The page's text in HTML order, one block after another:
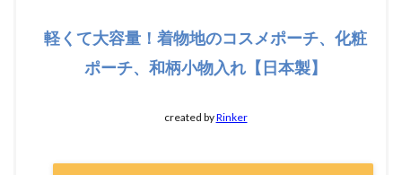
軽くて大容量！着物地のコスメポーチ、化粧
ポーチ、和柄小物入れ【日本製】
created byRinker